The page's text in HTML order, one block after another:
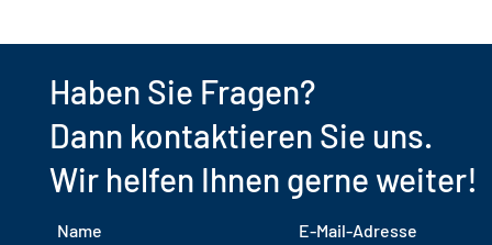
Haben Sie Fragen?
Dann kontaktieren Sie uns.
Wir helfen Ihnen gerne weiter!